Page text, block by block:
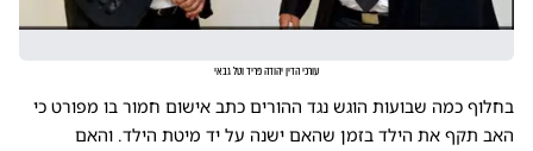
עורכי הדין יהודה פריד וטל גבאי
בחלוף כמה שבועות הוגש נגד ההורים כתב אישום חמור בו מפורט כי
האב תקף את הילד בזמן שהאם ישנה על יד מיטת הילד. והאם